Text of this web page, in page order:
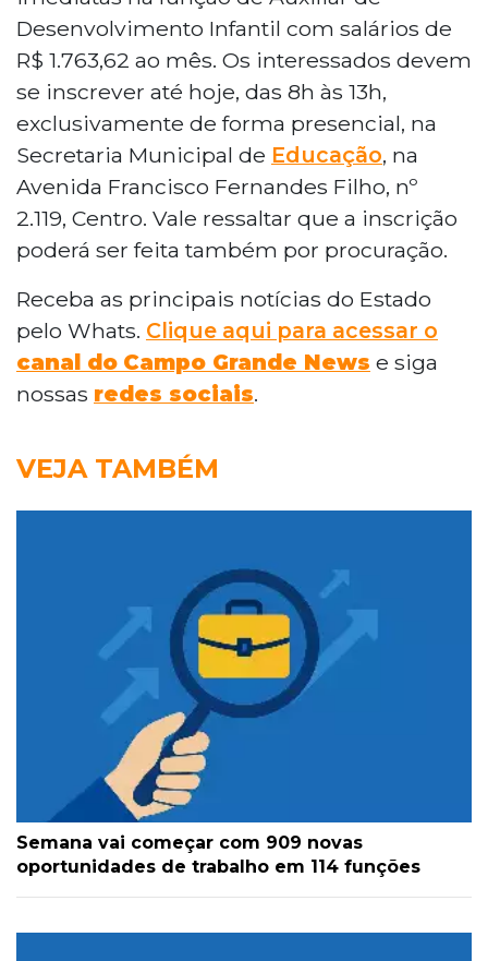
Desenvolvimento Infantil com salários de
R$ 1.763,62 ao mês. Os interessados devem
se inscrever até hoje, das 8h às 13h,
exclusivamente de forma presencial, na
Secretaria Municipal de Educação, na
Avenida Francisco Fernandes Filho, nº
2.119, Centro. Vale ressaltar que a inscrição
poderá ser feita também por procuração.
Receba as principais notícias do Estado
pelo Whats. Clique aqui para acessar o
canal do Campo Grande News e siga
nossas redes sociais.
VEJA TAMBÉM
Semana vai começar com 909 novas
oportunidades de trabalho em 114 funções